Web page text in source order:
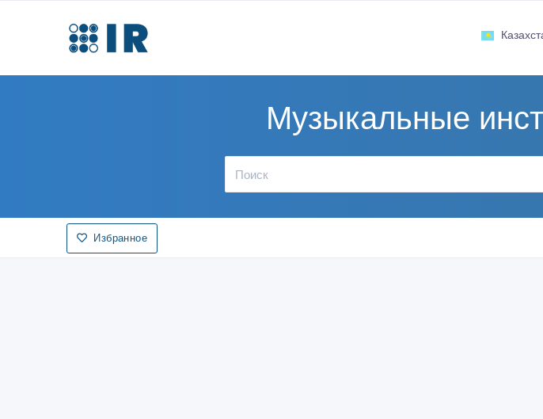
Музыкальные
Избранное